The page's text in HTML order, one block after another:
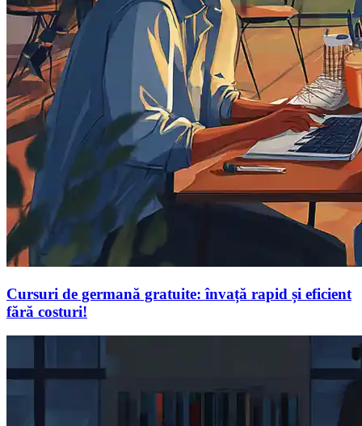
Cursuri de germană gratuite: învață rapid și eficient
fără costuri!